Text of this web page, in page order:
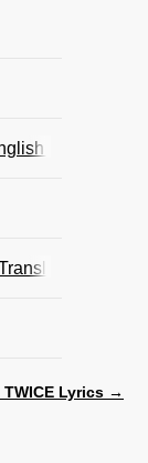
Translation)
TWICE Lyrics →